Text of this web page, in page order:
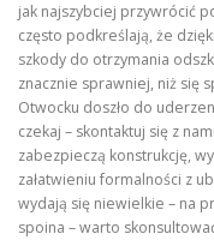
jak najszybciej przywrócić
często podkreślają, że
szkody do otrzymania
znacznie sprawniej, niż się
Otwocku doszło do
czekaj – skontaktuj się z
zabezpieczą konstrukcję,
załatwieniu formalności z
wydają się niewielkie – na
spoina – warto